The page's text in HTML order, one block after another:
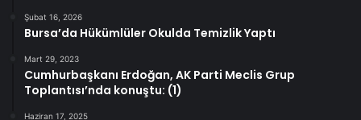
Şubat 16, 2026
Bursa’da Hükümlüler Okulda Temizlik Yaptı
Mart 29, 2023
Cumhurbaşkanı Erdoğan, AK Parti Meclis Grup
Toplantısı’nda konuştu: (1)
Haziran 17, 2025